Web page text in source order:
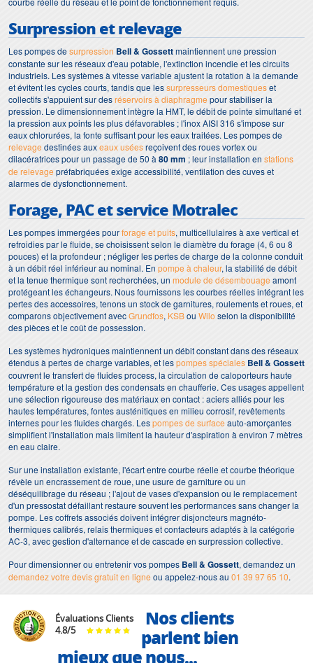
Surpression et relevage
Les pompes desurpression Bell & Gossettmaintiennent une pression
constante sur les réseaux d'eau potable, l'extinction incendie et les circuits
industriels. Les systèmes à vitesse variable ajustent la rotation à la demande
et évitent les cycles courts, tandis que lessurpresseurs domestiqueset
collectifs s'appuient sur desréservoirs à diaphragme pour stabiliser la
pression. Le dimensionnement intègre la HMT, le débit de pointe simultané et
la pression aux points les plus défavorables ; l'inox AISI 316 s'impose sur
eaux chlorurées, la fonte suffisant pour les eaux traitées. Les pompes de
relevage destinées auxeaux uséesreçoivent des roues vortex ou
dilacératrices pour un passage de 50 à 80 mm ; leur installation en stations
de relevage préfabriquées exige accessibilité, ventilation des cuves et
alarmes de dysfonctionnement.
Forage, PAC et service Motralec
Les pompes immergées pourforage et puits, multicellulaires à axe vertical et
refroidies par le fluide, se choisissent selon le diamètre du forage (4, 6 ou 8
pouces) et la profondeur ; négliger les pertes de charge de la colonne conduit
à un débit réel inférieur au nominal. En pompe à chaleur, la stabilité de débit
et la tenue thermique sont recherchées, un module de désembouage amont
protégeant les échangeurs. Nous fournissons les courbes réelles intégrant les
pertes des accessoires, tenons un stock de garnitures, roulements et roues, et
comparons objectivement avecGrundfos, KSBou Wilo selon la disponibilité
des pièces et le coût de possession.
Les systèmes hydroniques maintiennent un débit constant dans des réseaux
étendus à pertes de charge variables, et lespompes spéciales Bell & Gossett
couvrent le transfert de fluides process, la circulation de caloporteurs haute
température et la gestion des condensats en chaufferie. Ces usages appellent
une sélection rigoureuse des matériaux en contact : aciers alliés pour les
hautes températures, fontes austénitiques en milieu corrosif, revêtements
internes pour les fluides chargés. Lespompes de surface auto-amorçantes
simplifient l'installation mais limitent la hauteur d'aspiration à environ 7 mètres
en eau claire.
Sur une installation existante, l'écart entre courbe réelle et courbe théorique
révèle un encrassement de roue, une usure de garniture ou un
déséquilibrage du réseau ; l'ajout de vases d'expansion ou le remplacement
d'un pressostat défaillant restaure souvent les performances sans changer la
pompe. Les coffrets associés doivent intégrer disjoncteurs magnéto-
thermiques calibrés, relais thermiques et contacteurs adaptés à la catégorie
AC-3, avec gestion d'alternance et de cascade en surpression collective.
Pour dimensionner ou entretenir vos pompes Bell & Gossett, demandez un
demandez votre devis gratuit en ligne ou appelez-nous au 01 39 97 65 10.
Évaluations Clients
4.8/5
Nos clients
parlent bien
mieux que nous...